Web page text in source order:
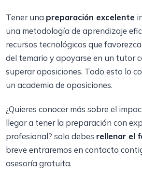
Tener una preparación excelente
una metodología de aprendizaje
recursos tecnológicos que
del temario y apoyarse en un tutor
superar oposiciones. Todo esto lo
un academia de oposiciones.
¿Quieres conocer más sobre el
llegar a tener la preparación con
profesional? solo debes rellenar el
breve entraremos en contacto
asesoría gratuita.